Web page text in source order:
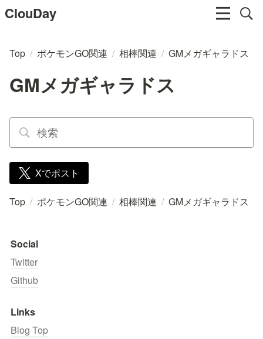
ClouDay
Top / ポケモンGO関連 / 相棒関連 / GMメガギャラドス
GMメガギャラドス
Xでポスト
Top / ポケモンGO関連 / 相棒関連 / GMメガギャラドス
Social
Twitter
Github
Links
Blog Top